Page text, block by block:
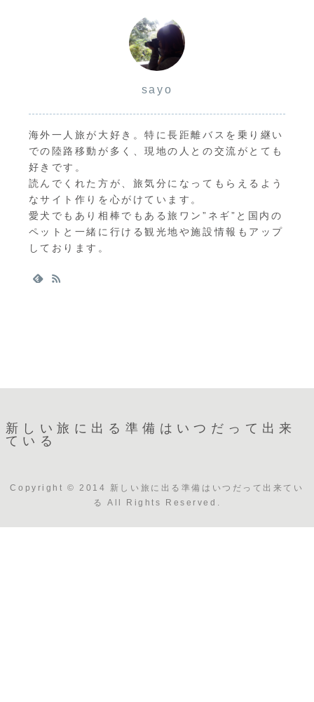
sayo
海外一人旅が大好き。特に長距離バスを乗り継い
での陸路移動が多く、現地の人との交流がとても
好きです。
読んでくれた方が、旅気分になってもらえるよう
なサイト作りを心がけています。
愛犬でもあり相棒でもある旅ワン”ネギ”と国内の
ペットと一緒に行ける観光地や施設情報もアップ
しております。
新しい旅に出る準備はいつだって出来
ている
Copyright © 2014 新しい旅に出る準備はいつだって出来てい
る All Rights Reserved.